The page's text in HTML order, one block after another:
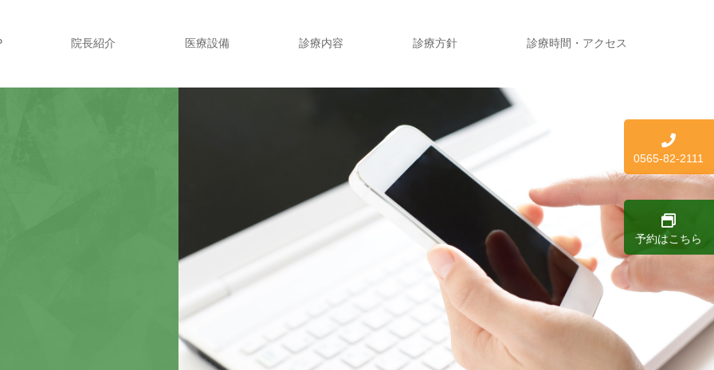
院長紹介 医療設備 診療内容 診療方針 診療時間・アクセス
0565-82-2111
予約はこちら